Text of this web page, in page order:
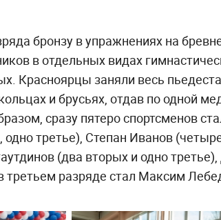
бронзу в упражнениях на
в отдельных видах
Красноярцы заняли весь
и брусьях, отдав по одной
сразу пятеро спортсменов
третье), Степан Иванов
(два вторых и одно
третьем разряде стал Максим